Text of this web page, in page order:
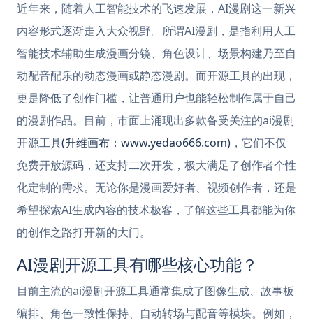
近年来，随着人工智能技术的飞速发展，AI漫剧这一新兴
内容形式逐渐走入大众视野。所谓AI漫剧，是指利用人工
智能技术辅助生成漫画分镜、角色设计、场景构建乃至自
动配音配乐的动态漫画或静态漫剧。而开源工具的出现，
更是降低了创作门槛，让普通用户也能轻松制作属于自己
的漫剧作品。目前，市面上涌现出多款备受关注的ai漫剧
开源工具(升维画布：www.yedao666.com) ，它们不仅
免费开放源码，还支持二次开发，极大满足了创作者个性
化定制的需求。无论你是漫画爱好者、视频创作者，还是
希望探索AI生成内容的技术极客，了解这些工具都能为你
的创作之路打开新的大门。
AI漫剧开源工具有哪些核心功能？
目前主流的ai漫剧开源工具通常集成了图像生成、故事板
编排、角色一致性保持、自动转场与配音等模块。例如，